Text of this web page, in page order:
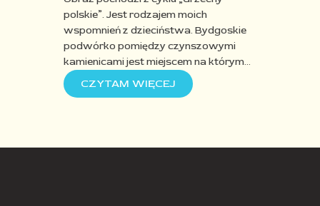
polskie”. Jest rodzajem moich
wspomnieńz dzieciństwa. Bydgoskie
podwórko pomiędzy czynszowymi
kamienicami jest miejscem na którym…
CZYTAM WIĘCEJ